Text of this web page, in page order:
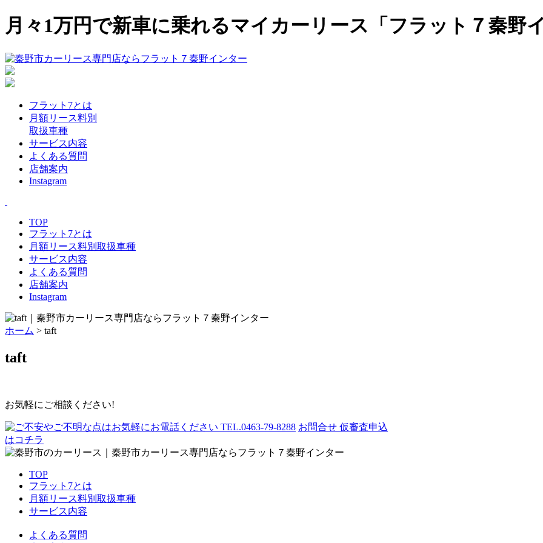
月々1万円で新車に乗れるマイカーリース「フラット７秦野
フラット7とは
月額リース料別
取扱車種
サービス内容
よくある質問
店舗案内
Instagram
TOP
フラット7とは
月額リース料別取扱車種
サービス内容
よくある質問
店舗案内
Instagram
ホーム > taft
taft
お気軽にご相談ください!
お問合せ 仮審査申込
はコチラ
TOP
フラット7とは
月額リース料別取扱車種
サービス内容
よくある質問